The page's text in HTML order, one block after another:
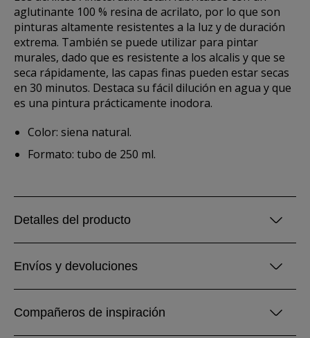
aglutinante 100 % resina de acrilato, por lo que son
pinturas altamente resistentes a la luz y de duración
extrema. También se puede utilizar para pintar
murales, dado que es resistente a los alcalis y que se
seca rápidamente, las capas finas pueden estar secas
en 30 minutos. Destaca su fácil dilución en agua y que
es una pintura prácticamente inodora.
Color: siena natural.
Formato: tubo de 250 ml.
Detalles del producto
Envíos y devoluciones
Compañeros de inspiración